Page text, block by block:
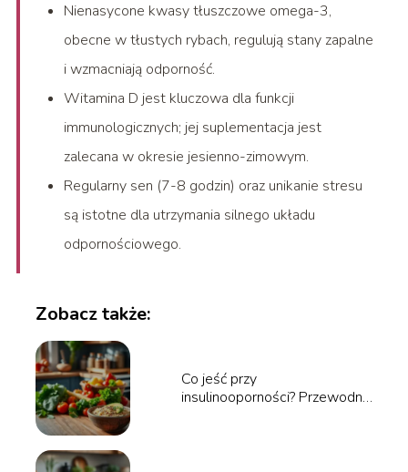
Nienasycone kwasy tłuszczowe omega-3,
obecne w tłustych rybach, regulują stany zapalne
i wzmacniają odporność.
Witamina D jest kluczowa dla funkcji
immunologicznych; jej suplementacja jest
zalecana w okresie jesienno-zimowym.
Regularny sen (7-8 godzin) oraz unikanie stresu
są istotne dla utrzymania silnego układu
odpornościowego.
Zobacz także:
Co jeść przy
insulinooporności? Przewodnik